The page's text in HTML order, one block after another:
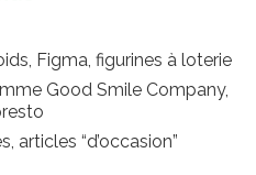
Figma, figurines à loterie
Good Smile Company,
articles “d’occasion”